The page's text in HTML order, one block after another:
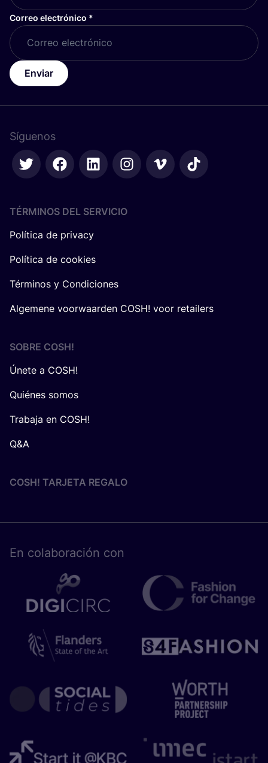
Correo electrónico *
Enviar
Síguenos
TÉRMINOS DEL SERVICIO
Política de privacy
Política de cookies
Términos y Condiciones
Algemene voorwaarden COSH! voor retailers
SOBRE COSH!
Únete a COSH!
Quiénes somos
Trabaja en COSH!
Q&A
COSH! TARJETA REGALO
En cola­bo­ra­ción con